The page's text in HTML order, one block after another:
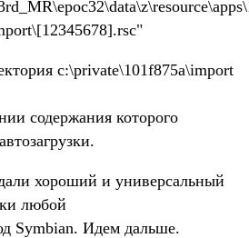
c:\private\101f875a\import
содержания которого
хороший и универсальный
любой
Symbian. Идем дальше.